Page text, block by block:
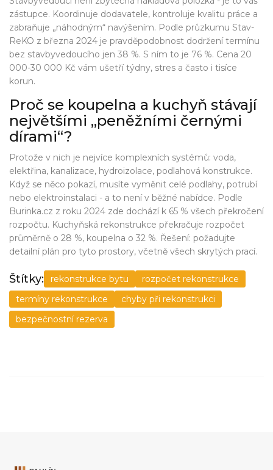
zástupce. Koordinuje dodavatele, kontroluje kvalitu práce a
zabraňuje „náhodným“ navýšením. Podle průzkumu Stav-
ReKO z března 2024 je pravděpodobnost dodržení termínu
bez stavbyvedoucího jen 38 %. S ním to je 76 %. Cena 20
000-30 000 Kč vám ušetří týdny, stres a často i tisíce
korun.
Proč se koupelna a kuchyň stávají
největšími „peněžními černými
dírami“?
Protože v nich je nejvíce komplexních systémů: voda,
elektřina, kanalizace, hydroizolace, podlahová konstrukce.
Když se něco pokazí, musíte vyměnit celé podlahy, potrubí
nebo elektroinstalaci - a to není v běžné nabídce. Podle
Burinka.cz z roku 2024 zde dochází k 65 % všech překročení
rozpočtu. Kuchyňská rekonstrukce překračuje rozpočet
průměrně o 28 %, koupelna o 32 %. Řešení: požadujte
detailní plán pro tyto prostory, včetně všech skrytých prací.
Štítky: rekonstrukce bytu
rozpočet rekonstrukce
termíny rekonstrukce
chyby při rekonstrukci
bezpečnostní rezerva